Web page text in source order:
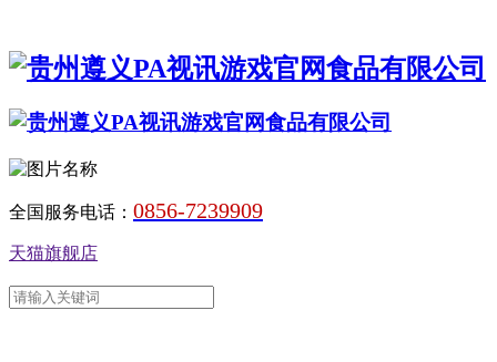
全国服务电话： 0856-7239909
天猫旗舰店